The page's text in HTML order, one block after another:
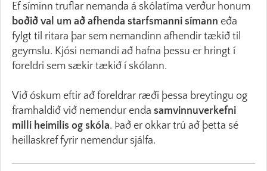
Ef síminn truflar nemanda á skólatíma verður honum
boðið val um að afhenda starfsmanni símann eða
fylgt til ritara þar sem nemandinn afhendir tækið til
geymslu. Kjósi nemandi að hafna þessu er hringt í
foreldri sem sækir tækið í skólann.
Við óskum eftir að foreldrar ræði þessa breytingu og
framhaldið við nemendur enda samvinnuverkefni
milli heimilis og skóla. Það er okkar trú að þetta sé
heillaskref fyrir nemendur sjálfa.